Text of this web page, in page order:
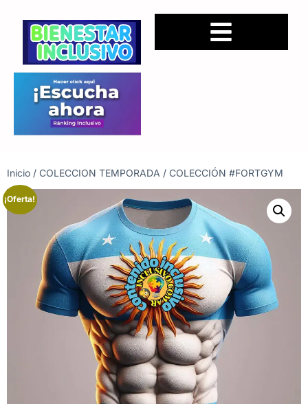
Inicio / COLECCION TEMPORADA / COLECCIÓN #FORTGYM
¡Oferta!